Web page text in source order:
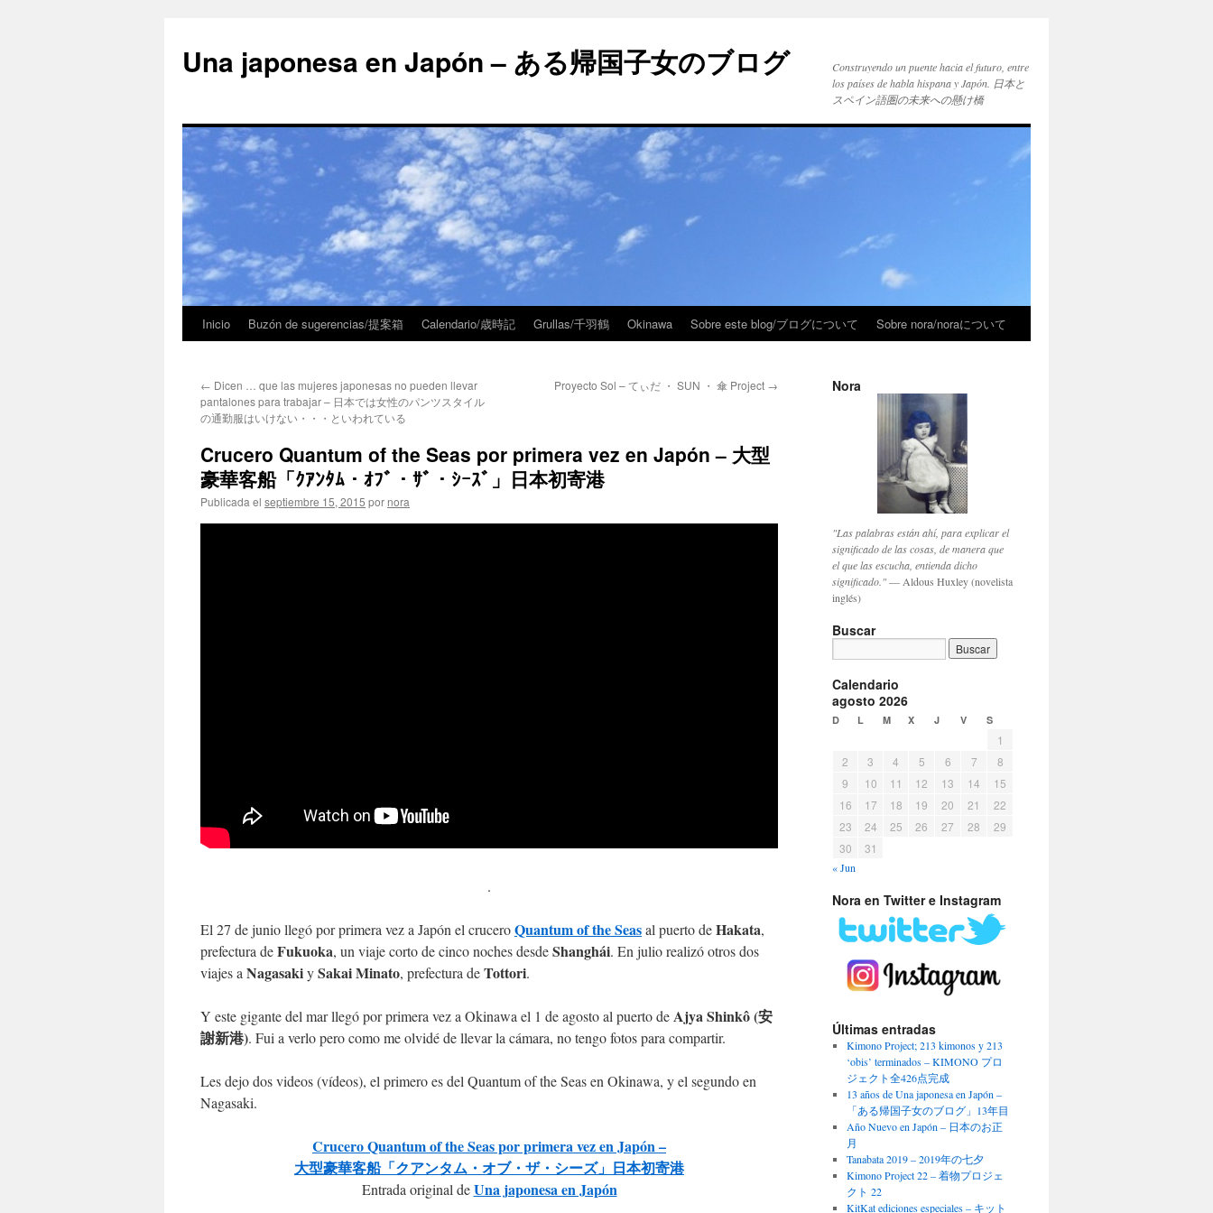
Una japonesa en Japón – ある帰国子女のブログ
Construyendo un puente hacia el futuro, entre
los países de habla hispana y Japón. 日本と
スペイン語圏の未来への懸け橋
Inicio Buzón de sugerencias/提案箱 Calendario/歳時記 Grullas/千羽鶴 Okinawa Sobre este blog/ブログについて Sobre nora/noraについて
← Dicen … que las mujeres japonesas no pueden llevar
pantalones para trabajar – 日本では女性のパンツスタイル
の通勤服はいけない・・・といわれている
Proyecto Sol – てぃだ ・ SUN ・ 傘 Project →
Crucero Quantum of the Seas por primera vez en Japón – 大型
豪華客船「ｸｱﾝﾀﾑ・ｵﾌﾞ・ｻﾞ・ｼｰｽﾞ」日本初寄港
Publicada el septiembre 15, 2015 por nora
.
El 27 de junio llegó por primera vez a Japón el cruceroQuantum of the Seasal puerto deHakata,
prefectura deFukuoka, un viaje corto de cinco noches desdeShanghái. En julio realizó otros dos
viajes a NagasakiySakai Minato, prefectura deTottori.
Y este gigante del mar llegó por primera vez a Okinawa el 1 de agosto al puerto deAjya Shinkô (安
謝新港). Fui a verlo pero como me olvidé de llevar la cámara, no tengo fotos para compartir.
Les dejo dos videos (vídeos), el primero es del Quantum of the Seas en Okinawa, y el segundo en
Nagasaki.
Crucero Quantum of the Seas por primera vez en Japón –
大型豪華客船「クアンタム・オブ・ザ・シーズ」日本初寄港
Entrada original deUna japonesa en Japón
Nora
"Las palabras están ahí, para explicar el
significado de las cosas, de manera que
el que las escucha, entienda dicho
significado."— Aldous Huxley (novelista
inglés)
Buscar
Calendario
agosto 2026
D L M X J V S
1
2
3 4 5 6 7
8
9
10 11 12 13 14
15
16
17 18 19 20 21
22
23
24 25 26 27 28
29
30
31
« Jun
Nora en Twitter e Instagram
Últimas entradas
Kimono Project; 213 kimonos y 213
‘obis’ terminados – KIMONO プロ
ジェクト全426点完成
13 años de Una japonesa en Japón –
「ある帰国子女のブログ」13年目
Año Nuevo en Japón – 日本のお正
月
Tanabata 2019 – 2019年の七夕
Kimono Project 22 – 着物プロジェ
クト 22
KitKat ediciones especiales – キット